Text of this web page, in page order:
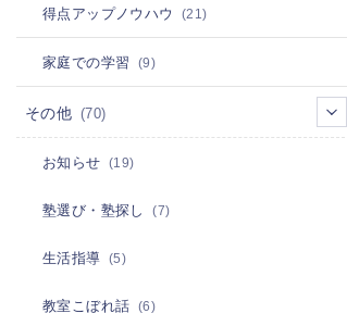
得点アップノウハウ (21)
家庭での学習 (9)
その他 (70)
お知らせ (19)
塾選び・塾探し (7)
生活指導 (5)
教室こぼれ話 (6)